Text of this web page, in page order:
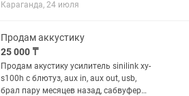
300w Усилитель Gryphon 1x800w
Караганда, 24 июля
Продам аккустику
25 000 ₸
Продам акустику усилитель sinilink xy-
s100h с блютуз, aux in, aux out, usb,
брал пару месяцев назад, сабвуфер